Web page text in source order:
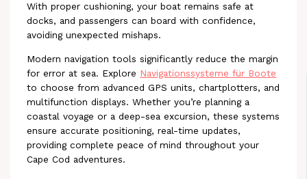
With proper cushioning, your boat remains safe at
docks, and passengers can board with confidence,
avoiding unexpected mishaps.
Modern navigation tools significantly reduce the margin
for error at sea. Explore Navigationssysteme für Boote
to choose from advanced GPS units, chartplotters, and
multifunction displays. Whether you’re planning a
coastal voyage or a deep-sea excursion, these systems
ensure accurate positioning, real-time updates,
providing complete peace of mind throughout your
Cape Cod adventures.